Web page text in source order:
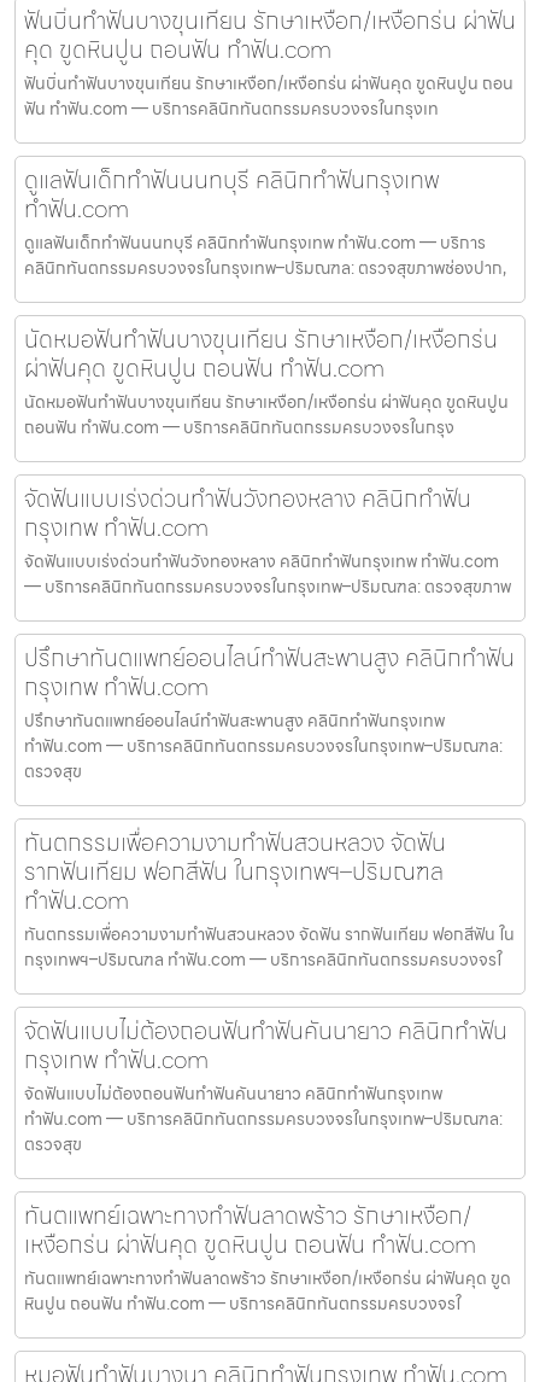
ฟันบิ่นทำฟันบางขุนเทียน รักษาเหงือก/เหงือกร่น ผ่าฟัน
คุด ขูดหินปูน ถอนฟัน ทำฟัน.com
ฟันบิ่นทำฟันบางขุนเทียน รักษาเหงือก/เหงือกร่น ผ่าฟันคุด ขูดหินปูน ถอน
ฟัน ทำฟัน.com — บริการคลินิกทันตกรรมครบวงจรในกรุงเท
ดูแลฟันเด็กทำฟันนนทบุรี คลินิกทำฟันกรุงเทพ
ทำฟัน.com
ดูแลฟันเด็กทำฟันนนทบุรี คลินิกทำฟันกรุงเทพ ทำฟัน.com — บริการ
คลินิกทันตกรรมครบวงจรในกรุงเทพ–ปริมณฑล: ตรวจสุขภาพช่องปาก,
นัดหมอฟันทำฟันบางขุนเทียน รักษาเหงือก/เหงือกร่น
ผ่าฟันคุด ขูดหินปูน ถอนฟัน ทำฟัน.com
นัดหมอฟันทำฟันบางขุนเทียน รักษาเหงือก/เหงือกร่น ผ่าฟันคุด ขูดหินปูน
ถอนฟัน ทำฟัน.com — บริการคลินิกทันตกรรมครบวงจรในกรุง
จัดฟันแบบเร่งด่วนทำฟันวังทองหลาง คลินิกทำฟัน
กรุงเทพ ทำฟัน.com
จัดฟันแบบเร่งด่วนทำฟันวังทองหลาง คลินิกทำฟันกรุงเทพ ทำฟัน.com
— บริการคลินิกทันตกรรมครบวงจรในกรุงเทพ–ปริมณฑล: ตรวจสุขภาพ
ปรึกษาทันตแพทย์ออนไลน์ทำฟันสะพานสูง คลินิกทำฟัน
กรุงเทพ ทำฟัน.com
ปรึกษาทันตแพทย์ออนไลน์ทำฟันสะพานสูง คลินิกทำฟันกรุงเทพ
ทำฟัน.com — บริการคลินิกทันตกรรมครบวงจรในกรุงเทพ–ปริมณฑล:
ตรวจสุข
ทันตกรรมเพื่อความงามทำฟันสวนหลวง จัดฟัน
รากฟันเทียม ฟอกสีฟัน ในกรุงเทพฯ–ปริมณฑล
ทำฟัน.com
ทันตกรรมเพื่อความงามทำฟันสวนหลวง จัดฟัน รากฟันเทียม ฟอกสีฟัน ใน
กรุงเทพฯ–ปริมณฑล ทำฟัน.com — บริการคลินิกทันตกรรมครบวงจรใ
จัดฟันแบบไม่ต้องถอนฟันทำฟันคันนายาว คลินิกทำฟัน
กรุงเทพ ทำฟัน.com
จัดฟันแบบไม่ต้องถอนฟันทำฟันคันนายาว คลินิกทำฟันกรุงเทพ
ทำฟัน.com — บริการคลินิกทันตกรรมครบวงจรในกรุงเทพ–ปริมณฑล:
ตรวจสุข
ทันตแพทย์เฉพาะทางทำฟันลาดพร้าว รักษาเหงือก/
เหงือกร่น ผ่าฟันคุด ขูดหินปูน ถอนฟัน ทำฟัน.com
ทันตแพทย์เฉพาะทางทำฟันลาดพร้าว รักษาเหงือก/เหงือกร่น ผ่าฟันคุด ขูด
หินปูน ถอนฟัน ทำฟัน.com — บริการคลินิกทันตกรรมครบวงจรใ